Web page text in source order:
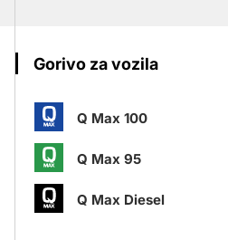
Gorivo za vozila
Q Max 100
Q Max 95
Q Max Diesel